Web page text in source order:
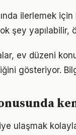
ilerlemek
şey yapılabilir,
ev düzeni
gösteriyor.
ulaşmak